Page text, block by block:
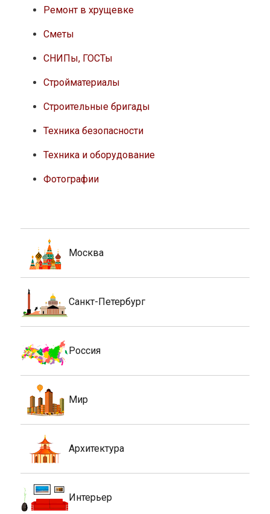
Ремонт в хрущевке
Сметы
СНИПы, ГОСТы
Стройматериалы
Строительные бригады
Техника безопасности
Техника и оборудование
Фотографии
Москва
Санкт-Петербург
Россия
Мир
Архитектура
Интерьер